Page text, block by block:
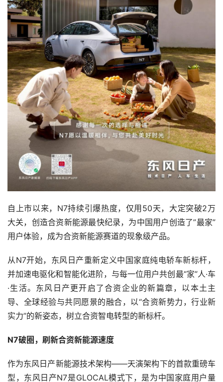
自上市以来，N7持续引爆热度，仅用50天，大定突破2万
大关，创造合资新能源最快纪录，为中国用户创造了”最家”
用户体验，成为合资新能源赛道的现象级产品。
从N7开始，东风日产重新定义中国家庭纯电轿车新标杆，
并加速电驱化和智能化进阶，与每一位用户共创最“家”人·车
·生活。东风日产更开启了合资企业的新篇章，以本土主
导、全球经验与共同愿景的融合，以“合资新势力，行业新
实力”的新姿态，树立合资智电转型的新标杆。
N7破圈，刷新合资新能源速度
作为东风日产新能源技术架构——天演架构下的首款重磅车
型，东风日产N7是GLOCAL模式下，是为中国家庭用户量